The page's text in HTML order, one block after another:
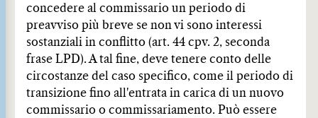
concedere al commissario un periodo di
preavviso più breve se non vi sono interessi
sostanziali in conflitto (art. 44 cpv. 2, seconda
frase LPD). A tal fine, deve tenere conto delle
circostanze del caso specifico, come il periodo di
transizione fino all'entrata in carica di un nuovo
commissario o commissariamento. Può essere